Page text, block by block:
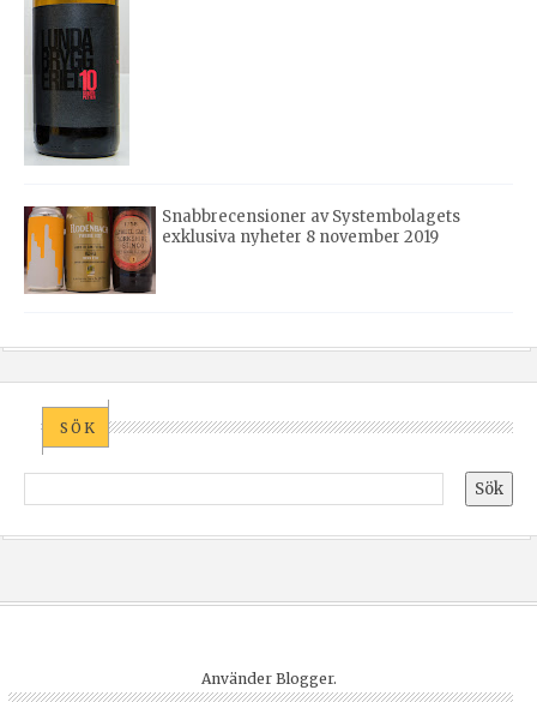
Snabbrecensioner av Systembolagets
exklusiva nyheter 8 november 2019
SÖK
Använder Blogger.